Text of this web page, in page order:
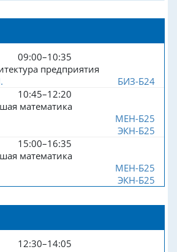
09:00–10:35
предприятия
БИЗ-Б24
10:45–12:20
математика
МЕН-Б25
ЭКН-Б25
15:00–16:35
математика
МЕН-Б25
ЭКН-Б25
12:30–14:05